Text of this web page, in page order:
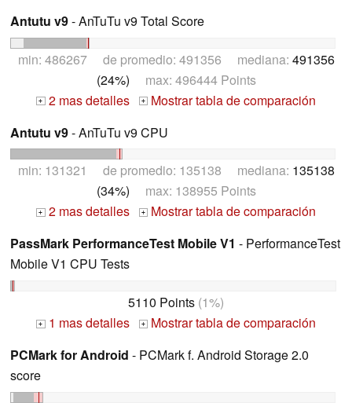
Antutu v9- AnTuTu v9 Total Score
min: 486267 de promedio: 491356 mediana: 491356
(24%) max: 496444 Points
+ 2 mas detalles +
Mostrar tabla de comparación
Antutu v9- AnTuTu v9 CPU
min: 131321 de promedio: 135138 mediana: 135138
(34%) max: 138955 Points
+ 2 mas detalles +
Mostrar tabla de comparación
PassMark PerformanceTest Mobile V1 - PerformanceTest
Mobile V1 CPU Tests
5110 Points (1%)
+ 1 mas detalles +
Mostrar tabla de comparación
PCMark for Android - PCMark f. Android Storage 2.0
score